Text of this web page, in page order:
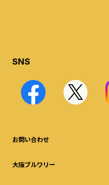
SNS
お問い合わせ
大阪ブルワリー